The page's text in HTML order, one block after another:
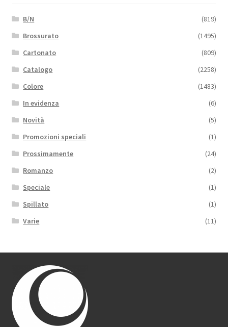
B/N
(819)
Brossurato
(1495)
Cartonato
(809)
Catalogo
(2258)
Colore
(1483)
In evidenza
(6)
Novità
(5)
Promozioni speciali
(1)
Prossimamente
(24)
Romanzo
(2)
Speciale
(1)
Spillato
(1)
Varie
(11)